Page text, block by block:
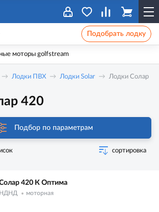
Подобрать лодку
моторы golfstream
Лодки ПВХ Лодки Solar
Лодки Солар
420
Подбор по параметрам
сортировка
420 К Оптима
НДНД моторная